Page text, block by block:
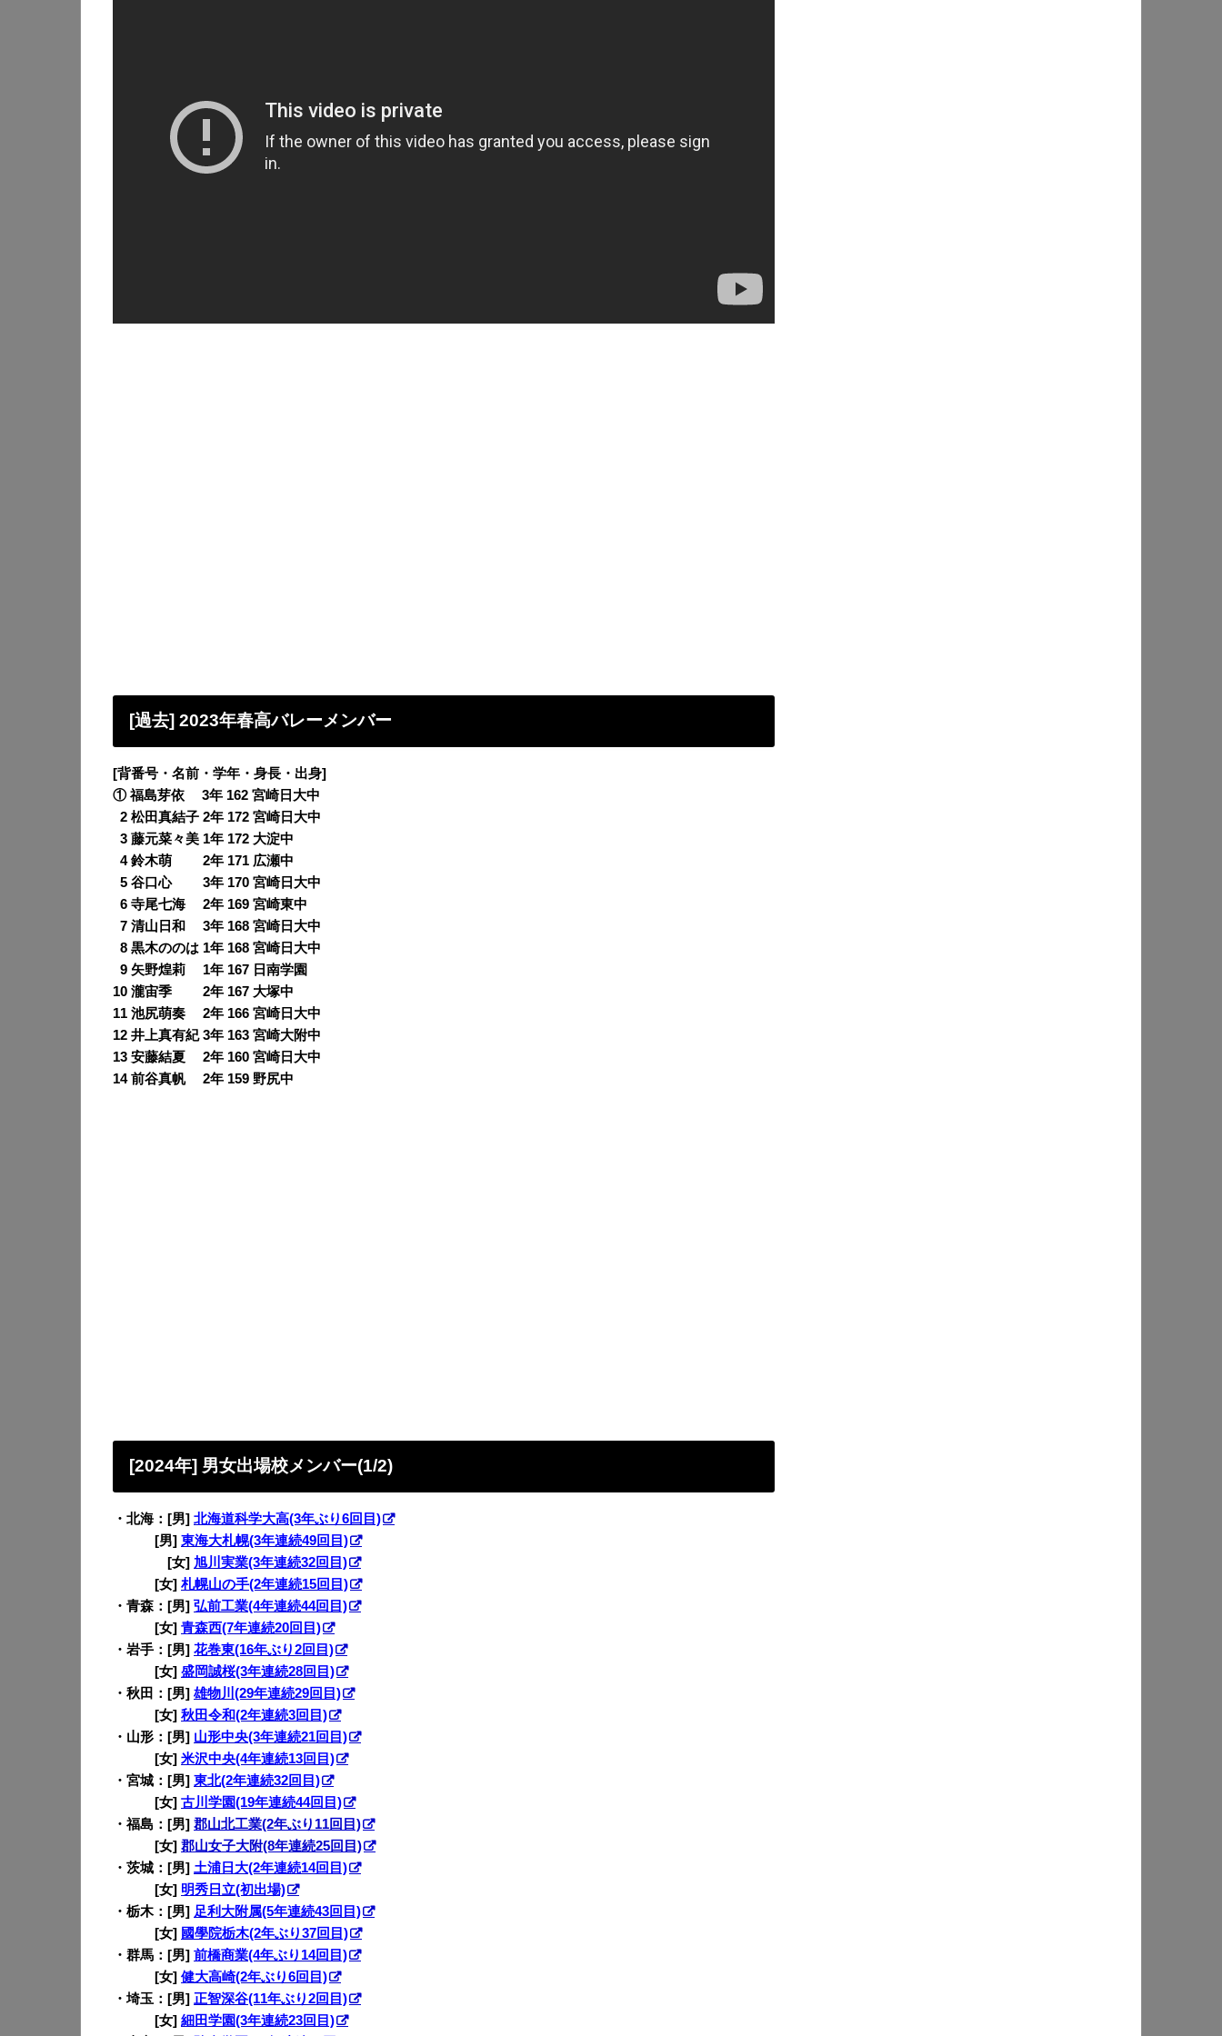
[過去] 2023年春高バレーメンバー
[背番号・名前・学年・身長・出身]
① 福島芽依 3年 162 宮崎日大中
2 松田真結子 2年 172 宮崎日大中
3 藤元菜々美 1年 172 大淀中
4 鈴木萌 2年 171 広瀬中
5 谷口心 3年 170 宮崎日大中
6 寺尾七海 2年 169 宮崎東中
7 清山日和 3年 168 宮崎日大中
8 黒木ののは 1年 168 宮崎日大中
9 矢野煌莉 1年 167 日南学園
10 瀧宙季 2年 167 大塚中
11 池尻萌奏 2年 166 宮崎日大中
12 井上真有紀 3年 163 宮崎大附中
13 安藤結夏 2年 160 宮崎日大中
14 前谷真帆 2年 159 野尻中
[2024年] 男女出場校メンバー(1/2)
・北海：[男] 北海道科学大高(3年ぶり6回目)
[男] 東海大札幌(3年連続49回目)
[女] 旭川実業(3年連続32回目)
[女] 札幌山の手(2年連続15回目)
・青森：[男] 弘前工業(4年連続44回目)
[女] 青森西(7年連続20回目)
・岩手：[男] 花巻東(16年ぶり2回目)
[女] 盛岡誠桜(3年連続28回目)
・秋田：[男] 雄物川(29年連続29回目)
[女] 秋田令和(2年連続3回目)
・山形：[男] 山形中央(3年連続21回目)
[女] 米沢中央(4年連続13回目)
・宮城：[男] 東北(2年連続32回目)
[女] 古川学園(19年連続44回目)
・福島：[男] 郡山北工業(2年ぶり11回目)
[女] 郡山女子大附(8年連続25回目)
・茨城：[男] 土浦日大(2年連続14回目)
[女] 明秀日立(初出場)
・栃木：[男] 足利大附属(5年連続43回目)
[女] 國學院栃木(2年ぶり37回目)
・群馬：[男] 前橋商業(4年ぶり14回目)
[女] 健大高崎(2年ぶり6回目)
・埼玉：[男] 正智深谷(11年ぶり2回目)
[女] 細田学園(3年連続23回目)